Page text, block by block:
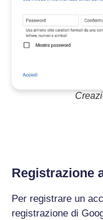
Registrazione
Per registrare un
registrazione di